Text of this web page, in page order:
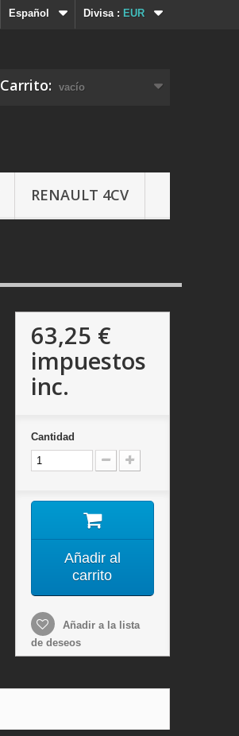
Divisa : EUR
Español
Carrito: vacío
RENAULT 4CV
63,25 €
impuestos
inc.
Cantidad
Añadir al
carrito
Añadir a la lista
de deseos